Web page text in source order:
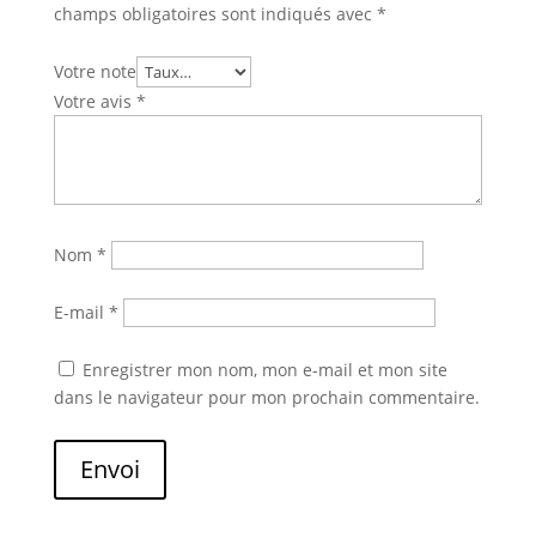
champs obligatoires sont indiqués avec *
Votre note
Votre avis *
Nom *
E-mail *
Enregistrer mon nom, mon e-mail et mon site
dans le navigateur pour mon prochain commentaire.
Envoi